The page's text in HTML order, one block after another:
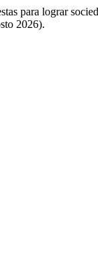
para lograr
2026).